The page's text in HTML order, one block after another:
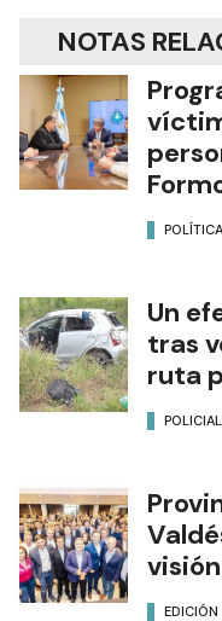
NOTAS
POLÍTICA
Un
tras
ruta
EDICIÓN